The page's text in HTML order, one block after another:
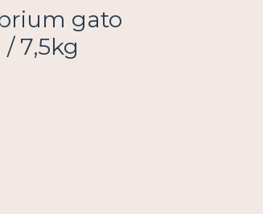
gato
7,5kg